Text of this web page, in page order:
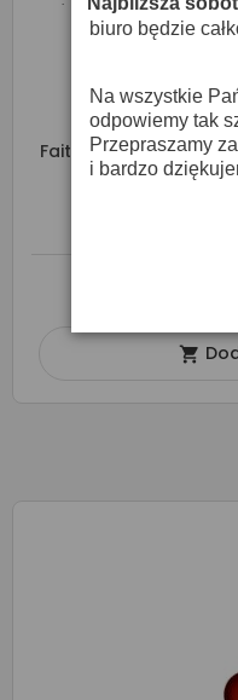
Faith HiGloss Venus

·
biuro będzie
Na wszystkie
odpowiemy tak
Przepraszamy
i bardzo